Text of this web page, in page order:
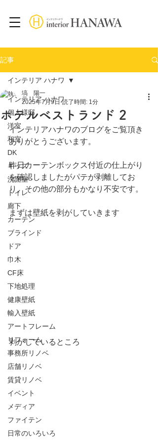
記事
インテリア ハナワ
個人様邸
洋室
和室
DK
キッズ
洗面室
トイレ
廊下
カーテン
ブラインド
ドア
巾木
CF床
下地処理
健康壁紙
輸入壁紙
アートフレーム
リフォーム
事務所リノベ
店舗リノベ
賃貸リノベ
イベント
メディア
ファイテン
日常のいろいろ
インテリア ハナワ
ホテルベストランド 2
塙 陽一
2025年7月9日 読了時間: 1分
インテリアハナワのブログをご覧頂き
ありがとうございます。
昨日カーテンボックス付近の仕上がり
を確認しましたがパテが剥離してお
り、その他の部分もかなり不安です。
まずは壁紙を剥がしていきます
剥がしているところ